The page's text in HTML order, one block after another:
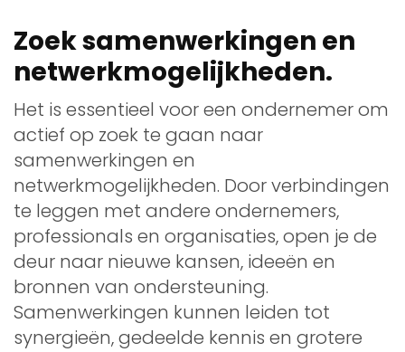
Zoek samenwerkingen en
netwerkmogelijkheden.
Het is essentieel voor een ondernemer om
actief op zoek te gaan naar
samenwerkingen en
netwerkmogelijkheden. Door verbindingen
te leggen met andere ondernemers,
professionals en organisaties, open je de
deur naar nieuwe kansen, ideeën en
bronnen van ondersteuning.
Samenwerkingen kunnen leiden tot
synergieën, gedeelde kennis en grotere